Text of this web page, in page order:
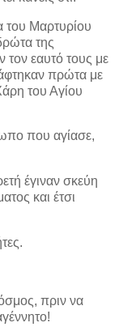
του Μαρτυρίου
της
εαυτό τους με
πρώτα με
του Αγίου
που αγίασε,
έγιναν σκεύη
και έτσι
πριν να